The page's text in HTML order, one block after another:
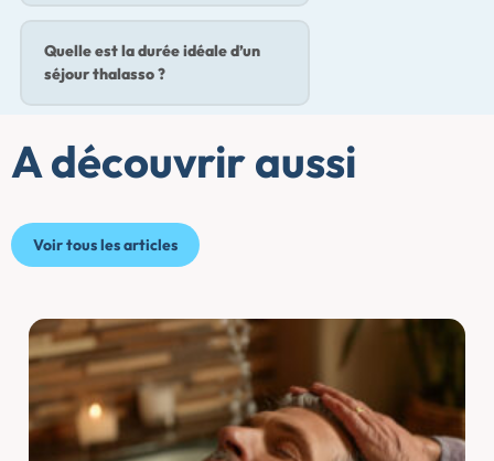
Quelle est la durée idéale d’un
séjour thalasso ?
A découvrir aussi
Voir tous les articles